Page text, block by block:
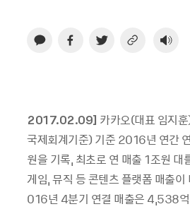
2017.02.09] 카카오(대표 임지훈
국제회계기준) 기준 2016년 연간
원을 기록, 최초로 연 매출 1조원 대
게임,뮤직 등 콘텐츠 플랫폼 매출이
016년 4분기 연결 매출은 4,538